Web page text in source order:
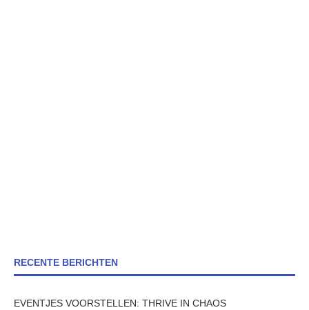
RECENTE BERICHTEN
EVENTJES VOORSTELLEN: THRIVE IN CHAOS